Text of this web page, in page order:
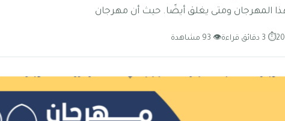
المهرجان ومتى يغلق أيضًا. حيث أن مهرجان
⏱ 3 دقائق قراءة 👁 93 مشاهدة